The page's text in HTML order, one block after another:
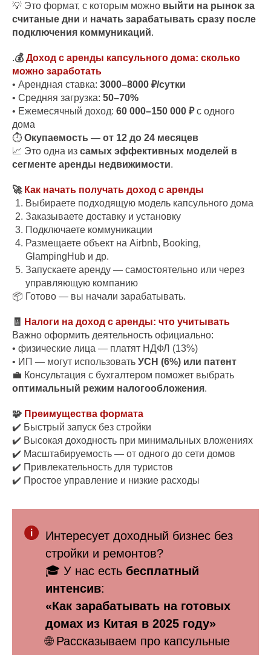
💡 Это формат, с которым можно выйти на рынок за
считаные дни и начать зарабатывать сразу после
подключения коммуникаций.
.💰 Доход с аренды капсульного дома: сколько
можно заработать
• Арендная ставка: 3000–8000 ₽/сутки
• Средняя загрузка: 50–70%
• Ежемесячный доход: 60 000–150 000 ₽с одного
дома
⏱ Окупаемость — от 12 до 24 месяцев
📈 Это одна из самых эффективных моделей в
сегменте аренды недвижимости.
🚀 Как начать получать доход с аренды
Выбираете подходящую модель капсульного дома
Заказываете доставку и установку
Подключаете коммуникации
Размещаете объект на Airbnb, Booking,
GlampingHub и др.
Запускаете аренду — самостоятельно или через
управляющую компанию
📦 Готово — вы начали зарабатывать.
🧾
Налоги на доход с аренды: что учитывать
Важно оформить деятельность официально:
• физические лица — платят НДФЛ (13%)
• ИП — могут использовать УСН (6%) или патент
💼 Консультация с бухгалтером поможет выбрать
оптимальный режим налогообложения.
🧩 Преимущества формата
✔️ Быстрый запуск без стройки
✔️ Высокая доходность при минимальных вложениях
✔️ Масштабируемость — от одного до сети домов
✔️ Привлекательность для туристов
✔️ Простое управление и низкие расходы
Интересует доходный бизнес без
стройки и ремонтов?
🎓 У нас есть бесплатный
интенсив:
«Как зарабатывать на готовых
домах из Китая в 2025 году»
🌐 Рассказываем про капсульные